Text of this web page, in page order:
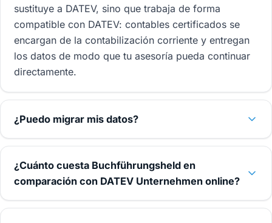
sustituye a DATEV, sino que trabaja de forma
compatible con DATEV: contables certificados se
encargan de la contabilización corriente y entregan
los datos de modo que tu asesoría pueda continuar
directamente.
¿Puedo migrar mis datos?
¿Cuánto cuesta Buchführungsheld en
comparación con DATEV Unternehmen online?